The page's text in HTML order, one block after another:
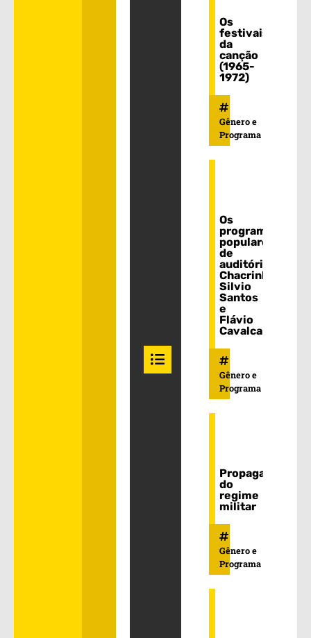
Os
festivais
da
canção
(1965-
1972)
Gênero e
Programa
Os
programas
populares
de
auditório:
Chacrinha,
Silvio
Santos
e
Flávio
Cavalcanti
Gênero e
Programa
Propaganda
do
regime
militar
Gênero e
Programa